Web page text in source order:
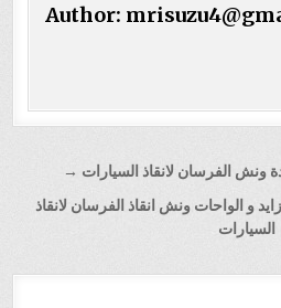
Author:
ونش الفرسان لانقاذ السيارات →
و الواحات ونش انقاذ الفرسان لانقاذ
السيارات